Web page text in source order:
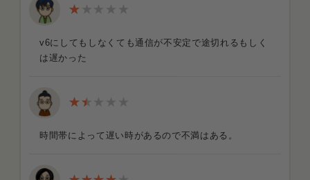
v6にしてもしなくても通信が不安定で途切れるもしく
は遅かった
時間帯によって遅い時があるので不満はある。